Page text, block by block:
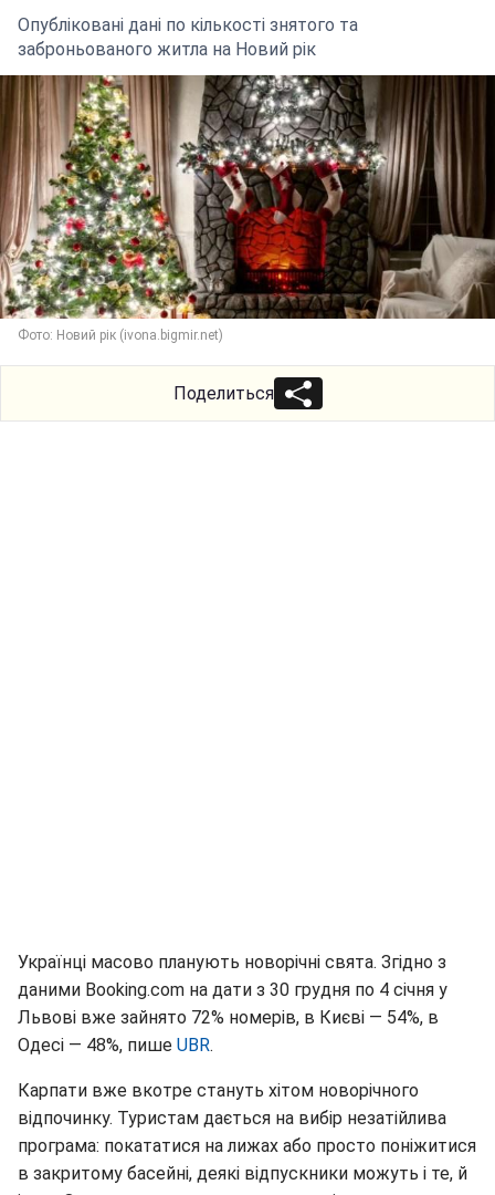
Опубліковані дані по кількості знятого та
заброньованого житла на Новий рік
Фото: Новий рік (ivona.bigmir.net)
Поделиться
Українці масово планують новорічні свята. Згідно з
даними Booking.com на дати з 30 грудня по 4 січня у
Львові вже зайнято 72% номерів, в Києві — 54%, в
Одесі — 48%, пише UBR.
Карпати вже вкотре стануть хітом новорічного
відпочинку. Туристам дається на вибір незатійлива
програма: покататися на лижах або просто поніжитися
в закритому басейні, деякі відпускники можуть і те, й